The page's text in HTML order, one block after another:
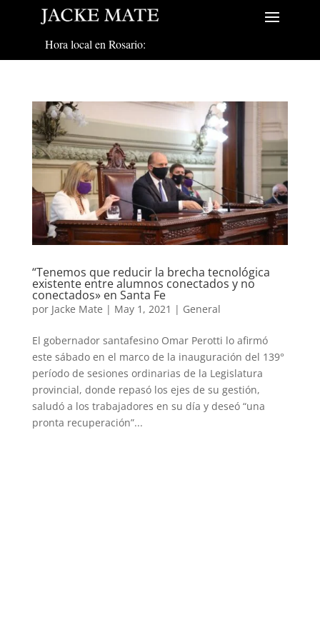
Hora local en Rosario:
“Tenemos que reducir la brecha tecnológica
existente entre alumnos conectados y no
conectados» en Santa Fe
por Jacke Mate | May 1, 2021 | General
El gobernador santafesino Omar Perotti lo afirmó
este sábado en el marco de la inauguración del 139°
período de sesiones ordinarias de la Legislatura
provincial, donde repasó los ejes de su gestión,
saludó a los trabajadores en su día y deseó “una
pronta recuperación”...